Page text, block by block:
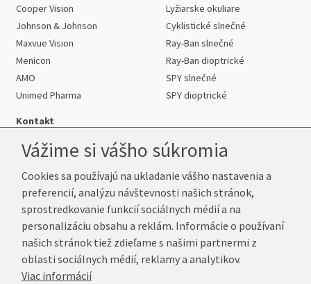
Cooper Vision
Johnson & Johnson
Maxvue Vision
Menicon
AMO
Unimed Pharma
Lyžiarske okuliare
Cyklistické slnečné
Ray-Ban slnečné
Ray-Ban dioptrické
SPY slnečné
SPY dioptrické
Kontakt
Telefón:+421 222 205 863
E-mail:info@kup-sosovky.sk
Reklamačná adresa
Andrea Votavová
Revoluční 1017
290 01 Poděbrady
Vážime si vášho súkromia
Cookies sa používajú na ukladanie vášho nastavenia a
preferencií, analýzu návštevnosti našich stránok,
sprostredkovanie funkcií sociálnych médií a na
personalizáciu obsahu a reklám. Informácie o používaní
našich stránok tiež zdieľame s našimi partnermi z
oblasti sociálnych médií, reklamy a analytikov.
Viac informácií